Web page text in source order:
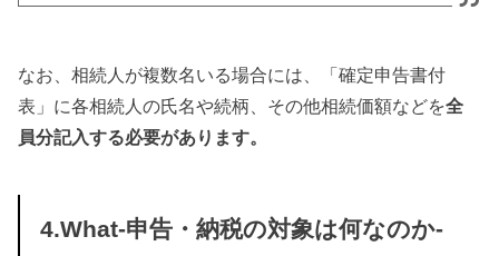
なお、相続人が複数名いる場合には、「確定申告書付
表」に各相続人の氏名や続柄、その他相続価額などを全
員分記入する必要があります。
4.What-申告・納税の対象は何なのか-